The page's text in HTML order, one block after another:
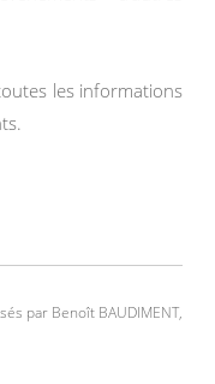
les informations
par Benoît BAUDIMENT,